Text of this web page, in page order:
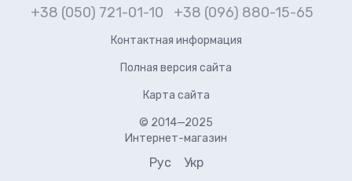
+38 (050) 721-01-10 +38 (096) 880-15-65
Контактная информация
Полная версия сайта
Карта сайта
© 2014—2025
Интернет-магазин
Рус Укр